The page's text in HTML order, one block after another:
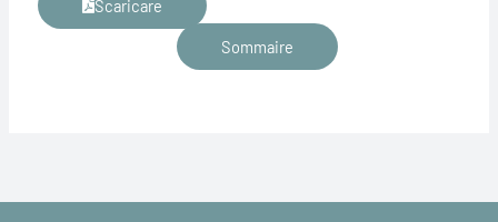
Scaricare
Sommaire